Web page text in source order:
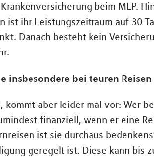
beim MLP.
ist ihr Leistungszeitraum auf 30
Danach besteht kein
insbesondere bei teuren Reisen
kommt aber leider mal vor: Wer
finanziell, wenn er eine
ist sie durchaus
geregelt ist. Diese kann bis